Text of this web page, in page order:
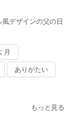
風デザインの父の日
月
ありがたい
もっと見る